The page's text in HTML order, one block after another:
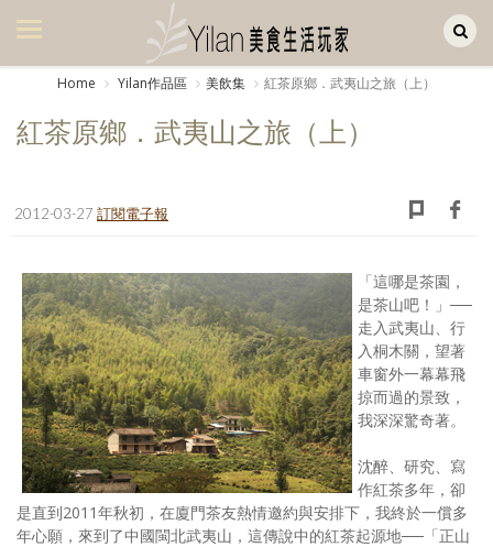
美食集
生活風
書房集
日記簿
餐桌週記
享樂隨手拍
照相簿
Home Yilan作品區 美飲集 紅茶原鄉．武夷山之旅（上）
紅茶原鄉．武夷山之旅（上）
2012-03-27 訂閱電子報
「這哪是茶園，
是茶山吧！」──
走入武夷山、行
入桐木關，望著
車窗外一幕幕飛
掠而過的景致，
我深深驚奇著。
沈醉、研究、寫
作紅茶多年，卻
是直到2011年秋初，在廈門茶友熱情邀約與安排下，我終於一償多
年心願，來到了中國閩北武夷山，這傳說中的紅茶起源地──「正山